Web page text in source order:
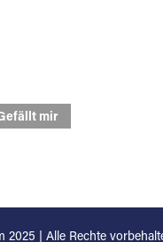
mir
2025 | Alle Rechte